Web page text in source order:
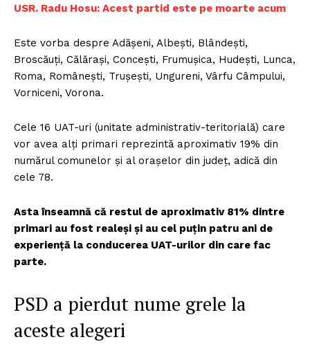
USR. Radu Hosu: Acest partid este pe moarte acum
Este vorba despre Adășeni, Albeşti, Blândeşti,
Broscăuţi, Călăraşi, Conceşti, Frumuşica, Hudeşti, Lunca,
Roma, Româneşti, Truşeşti, Ungureni, Vârfu Câmpului,
Vorniceni, Vorona.
Cele 16 UAT-uri (unitate administrativ-teritorială) care
vor avea alţi primari reprezintă aproximativ 19% din
numărul comunelor şi al oraşelor din judeţ, adică din
cele 78.
Asta înseamnă că restul de aproximativ 81% dintre
primari au fost realeși și au cel puțin patru ani de
experiență la conducerea UAT-urilor din care fac
parte.
PSD a pierdut nume grele la
aceste alegeri